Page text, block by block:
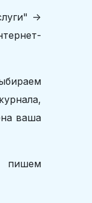
->
ваша